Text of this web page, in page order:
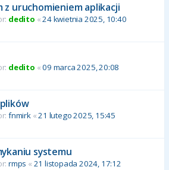
z uruchomieniem aplikacji
dedito «24 kwietnia 2025, 10:40
dedito «09 marca 2025, 20:08
fnmirk«21 lutego 2025, 15:45
systemu
rmps « 21 listopada 2024, 17:12